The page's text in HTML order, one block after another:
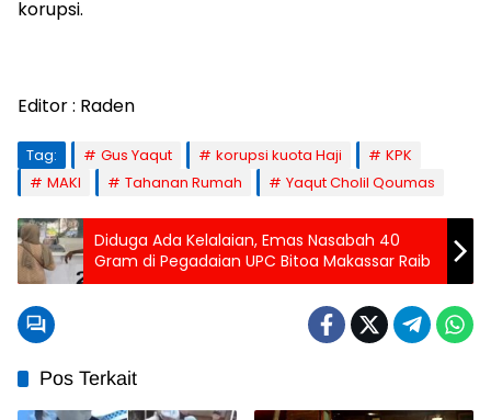
korupsi.
Editor : Raden
Tag: Gus Yaqut korupsi kuota Haji
KPK
MAKI
Tahanan Rumah Yaqut Cholil Qoumas
Diduga Ada Kelalaian, Emas Nasabah 40
Gram di Pegadaian UPC Bitoa Makassar Raib
Pos Terkait